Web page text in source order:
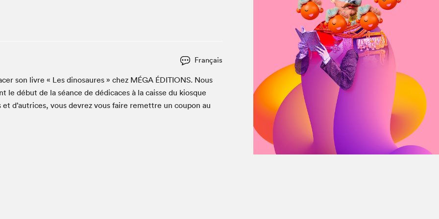
Le Salon dans ta classe
Liseur Public
Matinées scolaires Hydro-Québec
À propos du Salon
Liste des exposant·e·s
Liste des auteur·rice·s
Français
son livre « Les dinosaures » chez MÉGA ÉDI­TIONS. Nous
le début de la séance de dédi­caces à la caisse du kiosque
d’autrices, vous devrez vous faire remet­tre un coupon au